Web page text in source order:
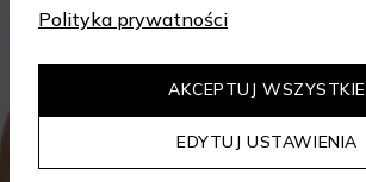
Polityka prywatności
EDYTUJ USTAWIENIA
AKCEPTUJ WSZYSTKIE